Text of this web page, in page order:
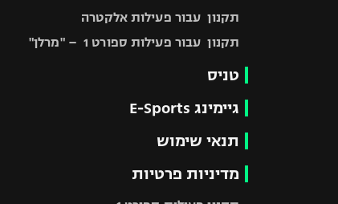
תקנון עבור פעילות אלקטרה
תקנון עבור פעילות ספורט 1 – "מרלן"
טניס
גיימינג E-Sports
תנאי שימוש
מדיניות פרטיות